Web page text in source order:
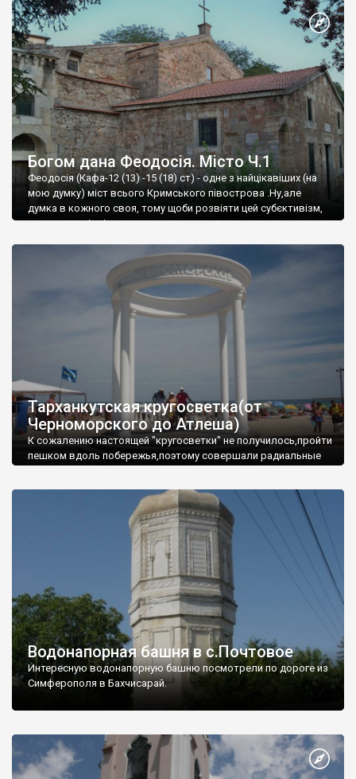
Богом дана Феодосія. Місто Ч.1
Феодосія (Кафа-12 (13) -15 (18) ст) - одне з найцікавіших (на
мою думку) міст всього Кримського півострова .Ну,але
думка в кожного своя, тому щоби розвіяти цей субєктивізм,
запрошую відвідати це
Тарханкутская кругосветка(от
Черноморского до Атлеша)
К сожалению настоящей "кругосветки" не получилось,пройти
пешком вдоль побережья,поэтому совершали радиальные
Водонапорная башня в с.Почтовое
Интересную водонапорную башню посмотрели по дороге из
Симферополя в Бахчисарай.